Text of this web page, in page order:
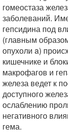
гомеостаза
заболеваний.
гепсидина под
(главным
опухоли a)
кишечнике и
макрофагов и
железа ведет к
доступного
ослаблению
негативного
гема.